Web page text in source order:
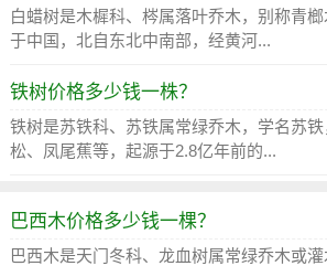
白蜡树是木樨科、梣属落叶乔木，别称青
于中国，北自东北中南部，经黄河...
铁树价格多少钱一株？
铁树是苏铁科、苏铁属常绿乔木，学名苏
松、凤尾蕉等，起源于2.8亿年前的...
巴西木价格多少钱一棵？
巴西木是天门冬科、龙血树属常绿乔木或灌